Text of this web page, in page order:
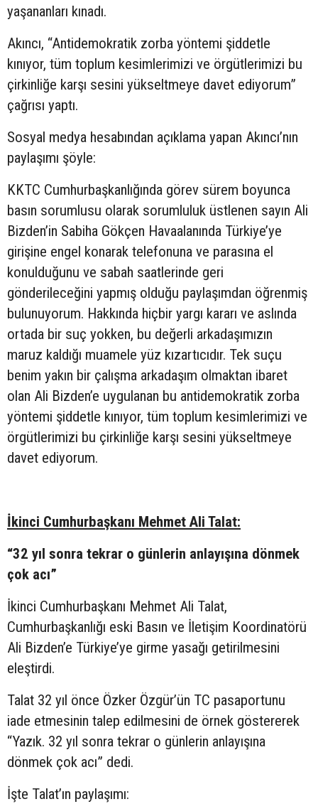
yaşananları kınadı.
Akıncı, “Antidemokratik zorba yöntemi şiddetle
kınıyor, tüm toplum kesimlerimizi ve örgütlerimizi bu
çirkinliğe karşı sesini yükseltmeye davet ediyorum”
çağrısı yaptı.
Sosyal medya hesabından açıklama yapan Akıncı’nın
paylaşımı şöyle:
KKTC Cumhurbaşkanlığında görev sürem boyunca
basın sorumlusu olarak sorumluluk üstlenen sayın Ali
Bizden’in Sabiha Gökçen Havaalanında Türkiye’ye
girişine engel konarak telefonuna ve parasına el
konulduğunu ve sabah saatlerinde geri
gönderileceğini yapmış olduğu paylaşımdan öğrenmiş
bulunuyorum. Hakkında hiçbir yargı kararı ve aslında
ortada bir suç yokken, bu değerli arkadaşımızın
maruz kaldığı muamele yüz kızartıcıdır. Tek suçu
benim yakın bir çalışma arkadaşım olmaktan ibaret
olan Ali Bizden’e uygulanan bu antidemokratik zorba
yöntemi şiddetle kınıyor, tüm toplum kesimlerimizi ve
örgütlerimizi bu çirkinliğe karşı sesini yükseltmeye
davet ediyorum.
İkinci Cumhurbaşkanı Mehmet Ali Talat:
“32 yıl sonra tekrar o günlerin anlayışına dönmek
çok acı”
İkinci Cumhurbaşkanı Mehmet Ali Talat,
Cumhurbaşkanlığı eski Basın ve İletişim Koordinatörü
Ali Bizden’e Türkiye’ye girme yasağı getirilmesini
eleştirdi.
Talat 32 yıl önce Özker Özgür’ün TC pasaportunu
iade etmesinin talep edilmesini de örnek göstererek
“Yazık. 32 yıl sonra tekrar o günlerin anlayışına
dönmek çok acı” dedi.
İşte Talat’ın paylaşımı: